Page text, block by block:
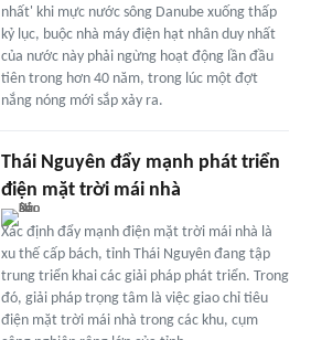
nhất' khi mực nước sông Danube xuống thấp
kỷ lục, buộc nhà máy điện hạt nhân duy nhất
của nước này phải ngừng hoạt động lần đầu
tiên trong hơn 40 năm, trong lúc một đợt
nắng nóng mới sắp xảy ra.
Thái Nguyên đẩy mạnh phát triển
điện mặt trời mái nhà
Xác định đẩy mạnh điện mặt trời mái nhà là
xu thế cấp bách, tỉnh Thái Nguyên đang tập
trung triển khai các giải pháp phát triển. Trong
đó, giải pháp trọng tâm là việc giao chỉ tiêu
điện mặt trời mái nhà trong các khu, cụm